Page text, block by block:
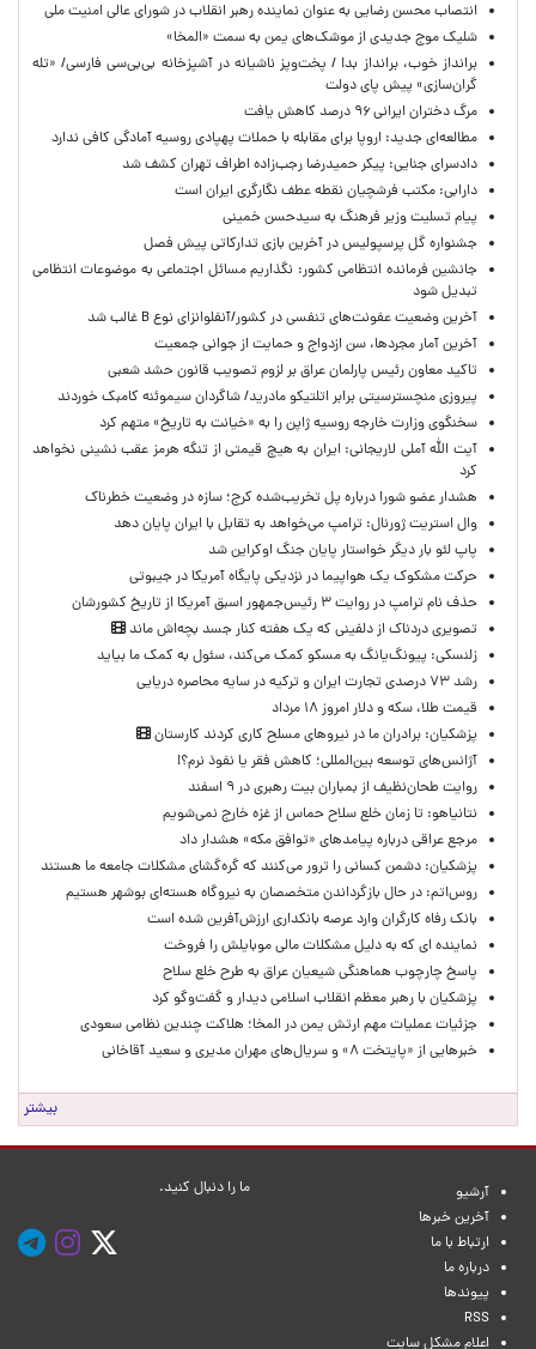
انتصاب محسن رضایی به عنوان نماینده رهبر انقلاب در شورای عالی امنیت ملی
شلیک موج جدیدی از موشک‌های یمن به سمت «المخا»
برانداز خوب، برانداز بد! / پخت‌وپز ناشیانه در آشپزخانه‌ بی‌بی‌سی فارسی/ «تله
گران‌سازی» پیش پای دولت
مرگ دختران ایرانی ۹۶ درصد کاهش یافت
مطالعه‌ای جدید: اروپا برای مقابله با حملات پهپادی روسیه آمادگی کافی ندارد
دادسرای جنایی: پیکر حمیدرضا رجب‌زاده اطراف تهران کشف شد
دارابی: مکتب فرشچیان نقطه عطف نگارگری ایران است
پیام تسلیت وزیر فرهنگ به سیدحسن خمینی
جشنواره گل پرسپولیس در آخرین بازی تدارکاتی پیش فصل
جانشین فرمانده انتظامی کشور: نگذاریم مسائل اجتماعی به موضوعات انتظامی
تبدیل شود
آخرین وضعیت عفونت‌های تنفسی در کشور/آنفلوانزای نوع B غالب شد
آخرین آمار مجردها، سن ازدواج و حمایت از جوانی جمعیت
تاکید معاون رئیس پارلمان عراق بر لزوم تصویب قانون حشد شعبی
پیروزی منچسترسیتی برابر اتلتیکو مادرید/ شاگردان سیموئنه کامبک خوردند
سخنگوی وزارت خارجه روسیه ژاپن را به «خیانت به تاریخ» متهم کرد
آیت الله آملی لاریجانی: ایران به هیچ قیمتی از تنگه هرمز عقب نشینی نخواهد
کرد
هشدار عضو شورا درباره پل تخریب‌شده کرج؛ سازه در وضعیت خطرناک
وال‌ استریت ژورنال: ترامپ می‌خواهد به تقابل با ایران پایان دهد
پاپ لئو بار دیگر خواستار پایان جنگ اوکراین شد
حرکت مشکوک یک هواپیما در نزدیکی پایگاه آمریکا در جیبوتی
حذف نام ترامپ در روایت ۳ رئیس‌جمهور اسبق آمریکا از تاریخ کشورشان
تصویری دردناک از دلفینی که یک هفته کنار جسد بچه‌اش ماند
زلنسکی: پیونگ‌یانگ به مسکو کمک می‌کند، سئول به کمک ما بیاید
رشد ۷۳ درصدی تجارت ایران و ترکیه در سایه محاصره دریایی
قیمت طلا، سکه و دلار امروز ۱۸ مرداد
پزشکیان: برادران ما در نیروهای مسلح کاری کردند کارستان
آژانس‌های توسعه بین‌المللی؛ کاهش فقر یا نفوذ نرم؟!
روایت طحان‌نظیف از بمباران بیت رهبری در ۹ اسفند
نتانیاهو: تا زمان خلع سلاح حماس از غزه خارج نمی‌شویم
مرجع عراقی درباره پیامدهای «توافق مکه» هشدار داد
پزشکیان: دشمن کسانی را ترور می‌کنند که گره‌گشای مشکلات جامعه ما هستند
روس‌اتم: در حال بازگرداندن متخصصان به نیروگاه هسته‌ای بوشهر هستیم
بانک رفاه کارگران وارد عرصه بانکداری ارزش‌آفرین شده است
نماینده ای که به دلیل مشکلات مالی موبایلش را فروخت
پاسخ چارچوب هماهنگی شیعیان عراق به طرح خلع سلاح
پزشکیان با رهبر معظم انقلاب اسلامی دیدار و گفت‌وگو کرد
جزئیات عملیات مهم ارتش یمن در المخا؛ هلاکت چندین نظامی سعودی
خبرهایی از «پایتخت ۸» و سریال‌های مهران مدیری و سعید آقاخانی
بیشتر
آرشیو
آخرین خبرها
ارتباط با ما
درباره ما
پیوندها
RSS
اعلام مشکل سایت
ما را دنبال کنید.